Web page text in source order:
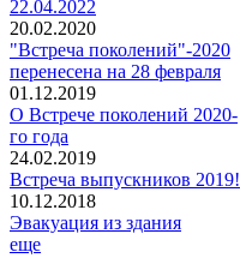
22.04.2022
20.02.2020
"Встреча поколений"-2020
перенесена на 28 февраля
01.12.2019
О Встрече поколений 2020-
го года
24.02.2019
Встреча выпускников 2019!
10.12.2018
Эвакуация из здания
еще